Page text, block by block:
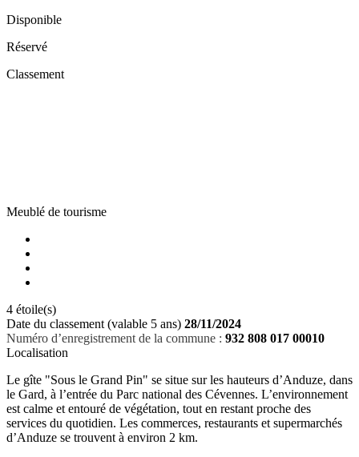
Disponible
Réservé
Classement
Meublé de tourisme
4 étoile(s)
Date du classement (valable 5 ans) 28/11/2024
Numéro d’enregistrement de la commune : 932 808 017 00010
Localisation
Le gîte "Sous le Grand Pin" se situe sur les hauteurs d’Anduze, dans
le Gard, à l’entrée du Parc national des Cévennes. L’environnement
est calme et entouré de végétation, tout en restant proche des
services du quotidien. Les commerces, restaurants et supermarchés
d’Anduze se trouvent à environ 2 km.